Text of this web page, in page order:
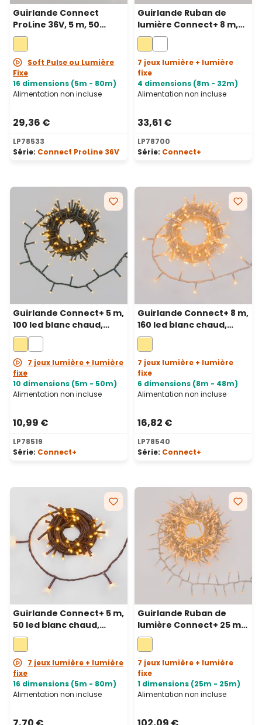
Guirlande Connect
ProLine 36V, 5 m, 50
maxiled blanc chaud,
câble vert, prolongeable
Soft Pulse ou Lumière
Fixe
16 dimensions (5m - 80m)
Alimentation non incluse
29,36 €
LP78533
Série: Connect ProLine 36V
Guirlande Ruban de
lumière Connect+ 8 m,
400 led blanc chaud,
câble vert, prolongeable
7 jeux lumière + lumière
fixe
4 dimensions (8m - 32m)
Alimentation non incluse
33,61 €
LP78700
Série: Connect+
Guirlande Connect+ 5 m,
100 led blanc chaud,
câble vert, prolongeable
7 jeux lumière + lumière
fixe
10 dimensions (5m - 50m)
Alimentation non incluse
10,99 €
LP78519
Série: Connect+
Guirlande Connect+ 8 m,
160 led blanc chaud,
câble transparent,
prolongeable
7 jeux lumière + lumière
fixe
6 dimensions (8m - 48m)
Alimentation non incluse
16,82 €
LP78540
Série: Connect+
Guirlande Connect+ 5 m,
50 led blanc chaud,
câble marron,
prolongeable
7 jeux lumière + lumière
fixe
16 dimensions (5m - 80m)
Alimentation non incluse
Guirlande Ruban de
lumière Connect+ 25 m,
1250 led blanc chaud,
câble transparent,
prolongeable
7 jeux lumière + lumière
fixe
1 dimensions (25m - 25m)
Alimentation non incluse